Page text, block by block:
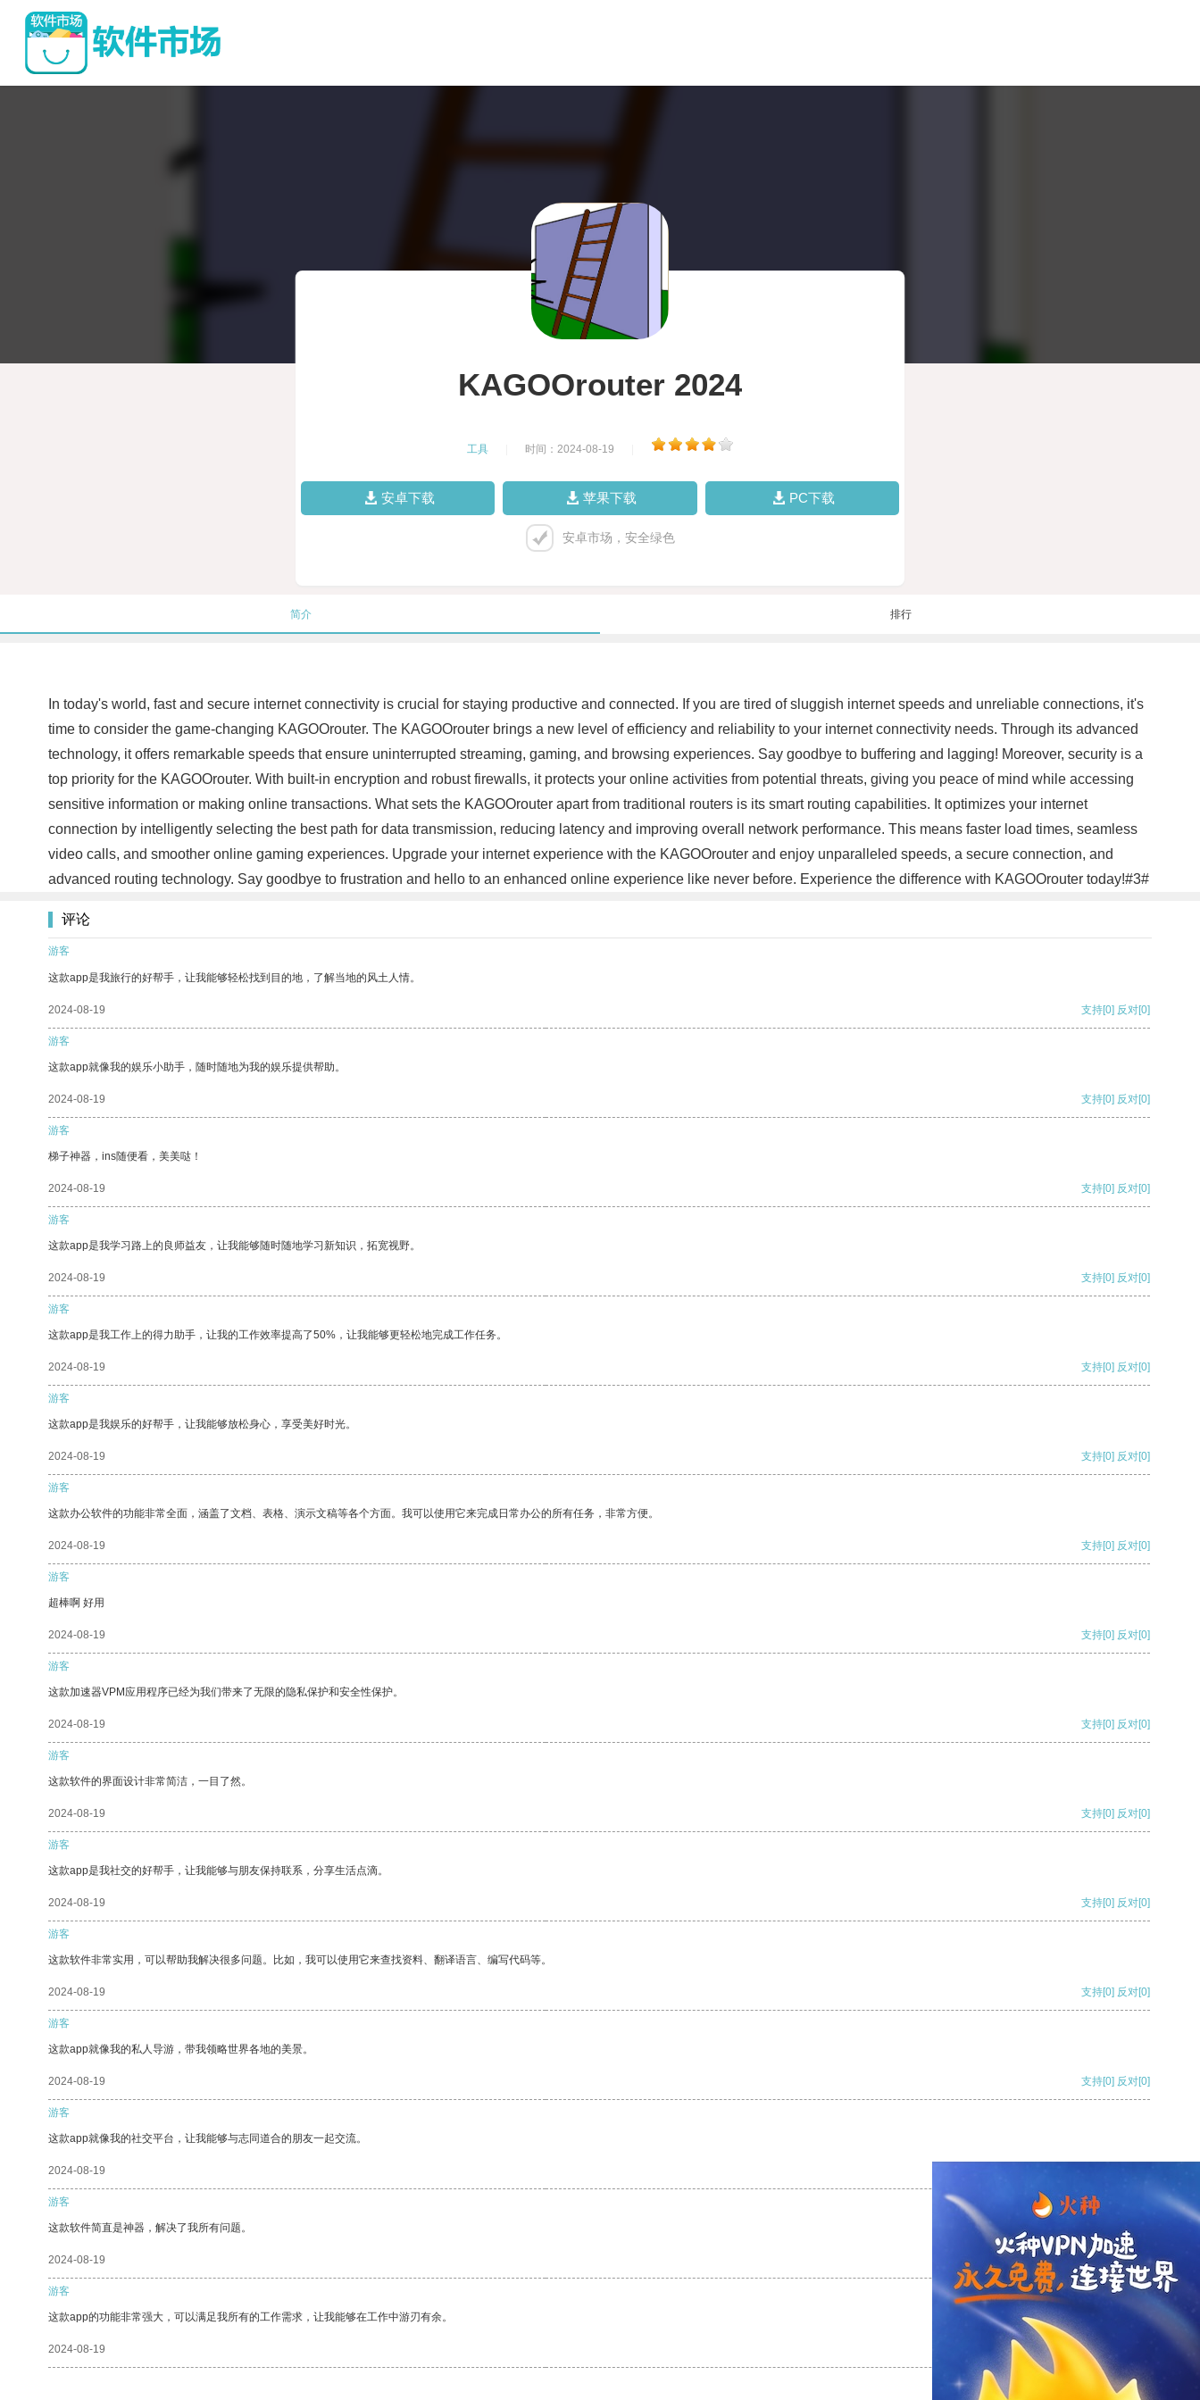
KAGOOrouter 2024
工具 时间：2024-08-19
安卓下载 苹果下载 PC下载
安卓市场，安全绿色
简介 排行
In today's world, fast and secure internet connectivity is crucial for staying productive and connected. If you are tired of sluggish internet speeds and unreliable connections, it's
time to consider the game-changing KAGOOrouter. The KAGOOrouter brings a new level of efficiency and reliability to your internet connectivity needs. Through its advanced
technology, it offers remarkable speeds that ensure uninterrupted streaming, gaming, and browsing experiences. Say goodbye to buffering and lagging! Moreover, security is a
top priority for the KAGOOrouter. With built-in encryption and robust firewalls, it protects your online activities from potential threats, giving you peace of mind while accessing
sensitive information or making online transactions. What sets the KAGOOrouter apart from traditional routers is its smart routing capabilities. It optimizes your internet
connection by intelligently selecting the best path for data transmission, reducing latency and improving overall network performance. This means faster load times, seamless
video calls, and smoother online gaming experiences. Upgrade your internet experience with the KAGOOrouter and enjoy unparalleled speeds, a secure connection, and
advanced routing technology. Say goodbye to frustration and hello to an enhanced online experience like never before. Experience the difference with KAGOOrouter today!#3#
评论
游客
这款app是我旅行的好帮手，让我能够轻松找到目的地，了解当地的风土人情。
2024-08-19 支持[0] 反对[0]
游客
这款app就像我的娱乐小助手，随时随地为我的娱乐提供帮助。
2024-08-19 支持[0] 反对[0]
游客
梯子神器，ins随便看，美美哒！
2024-08-19 支持[0] 反对[0]
游客
这款app是我学习路上的良师益友，让我能够随时随地学习新知识，拓宽视野。
2024-08-19 支持[0] 反对[0]
游客
这款app是我工作上的得力助手，让我的工作效率提高了50%，让我能够更轻松地完成工作任务。
2024-08-19 支持[0] 反对[0]
游客
这款app是我娱乐的好帮手，让我能够放松身心，享受美好时光。
2024-08-19 支持[0] 反对[0]
游客
这款办公软件的功能非常全面，涵盖了文档、表格、演示文稿等各个方面。我可以使用它来完成日常办公的所有任务，非常方便。
2024-08-19 支持[0] 反对[0]
游客
超棒啊 好用
2024-08-19 支持[0] 反对[0]
游客
这款加速器VPM应用程序已经为我们带来了无限的隐私保护和安全性保护。
2024-08-19 支持[0] 反对[0]
游客
这款软件的界面设计非常简洁，一目了然。
2024-08-19 支持[0] 反对[0]
游客
这款app是我社交的好帮手，让我能够与朋友保持联系，分享生活点滴。
2024-08-19 支持[0] 反对[0]
游客
这款软件非常实用，可以帮助我解决很多问题。比如，我可以使用它来查找资料、翻译语言、编写代码等。
2024-08-19 支持[0] 反对[0]
游客
这款app就像我的私人导游，带我领略世界各地的美景。
2024-08-19 支持[0] 反对[0]
游客
这款app就像我的社交平台，让我能够与志同道合的朋友一起交流。
2024-08-19
游客
这款软件简直是神器，解决了我所有问题。
2024-08-19 支持 [0] 反对 [0]
游客
这款app的功能非常强大，可以满足我所有的工作需求，让我能够在工作中游刃有余。
2024-08-19 支持